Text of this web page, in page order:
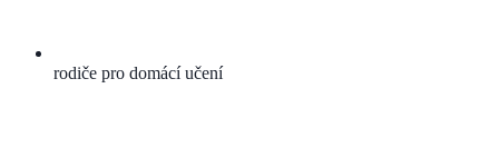
rodiče pro domácí učení